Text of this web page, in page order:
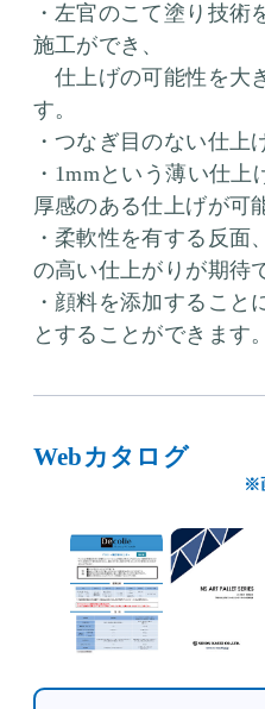
・左官のこて塗り技術
施工ができ、
仕上げの可能性を大
す。
・つなぎ目のない仕上
・1mmという薄い仕
厚感のある仕上げが可
・柔軟性を有する反面
の高い仕上がりが期待
・顔料を添加すること
とすることができます。
Webカタログ
※